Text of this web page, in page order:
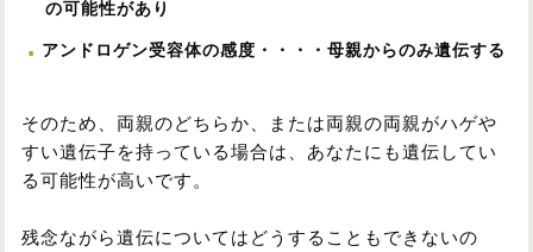
の可能性があり
アンドロゲン受容体の感度・・・・母親からのみ遺伝する
そのため、両親のどちらか、または両親の両親がハゲや
すい遺伝子を持っている場合は、あなたにも遺伝してい
る可能性が高いです。
残念ながら遺伝についてはどうすることもできないの